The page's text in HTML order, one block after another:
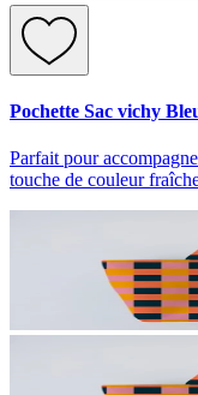
Pochette Sac vichy
Parfait pour
touche de couleur